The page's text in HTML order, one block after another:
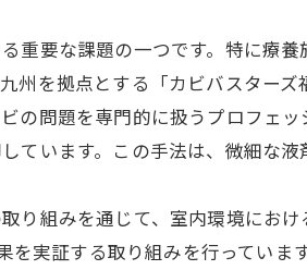
重要な課題の一つです。特に療
州を拠点とする「カビバスターズ
の問題を専門的に扱うプロフェ
ています。この手法は、微細な
り組みを通じて、室内環境にお
実証する取り組みを行ってい